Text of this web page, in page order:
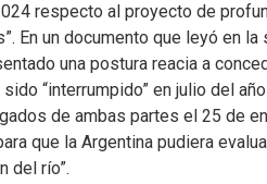
respecto al proyecto de
En un documento que leyó en
una postura reacia a
“interrumpido” en julio del
de ambas partes el 25 de
que la Argentina pudiera
del río”.